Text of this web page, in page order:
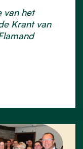
van het
Krant van